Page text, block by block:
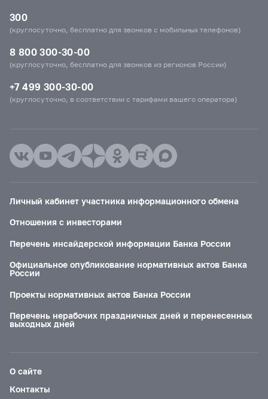
300
(круглосуточно, бесплатно для звонков с мобильных телефонов)
8 800 300-30-00
(круглосуточно, бесплатно для звонков из регионов России)
+7 499 300-30-00
(круглосуточно, в соответствии с тарифами вашего оператора)
Личный кабинет участника информационного обмена
Отношения с инвесторами
Перечень инсайдерской информации Банка России
Официальное опубликование нормативных актов Банка
России
Проекты нормативных актов Банка России
Перечень нерабочих праздничных дней и перенесенных
выходных дней
О сайте
Контакты